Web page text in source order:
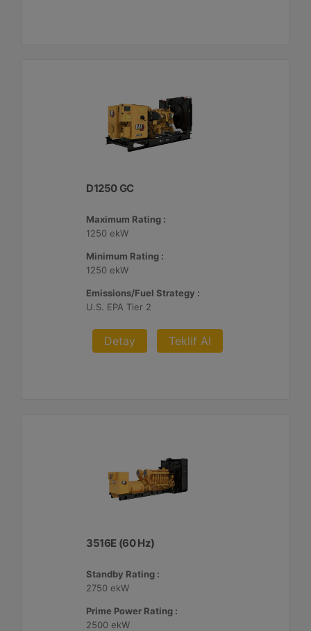
D1250 GC
Maximum Rating :
1250 ekW
Minimum Rating :
1250 ekW
Emissions/Fuel Strategy :
U.S. EPA Tier 2
Detay Teklif Al
3516E (60 Hz)
Standby Rating :
2750 ekW
Prime Power Rating :
2500 ekW